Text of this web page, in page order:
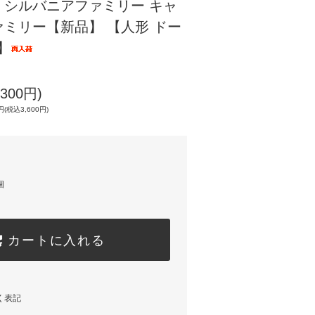
ルバニアファミリー キャ
リー【新品】 【人形 ドー
円)
(税込3,600円)
カートに入れる
表記